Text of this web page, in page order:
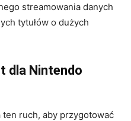
streamowania danych
tytułów o dużych
dla Nintendo
ten ruch, aby przygotować